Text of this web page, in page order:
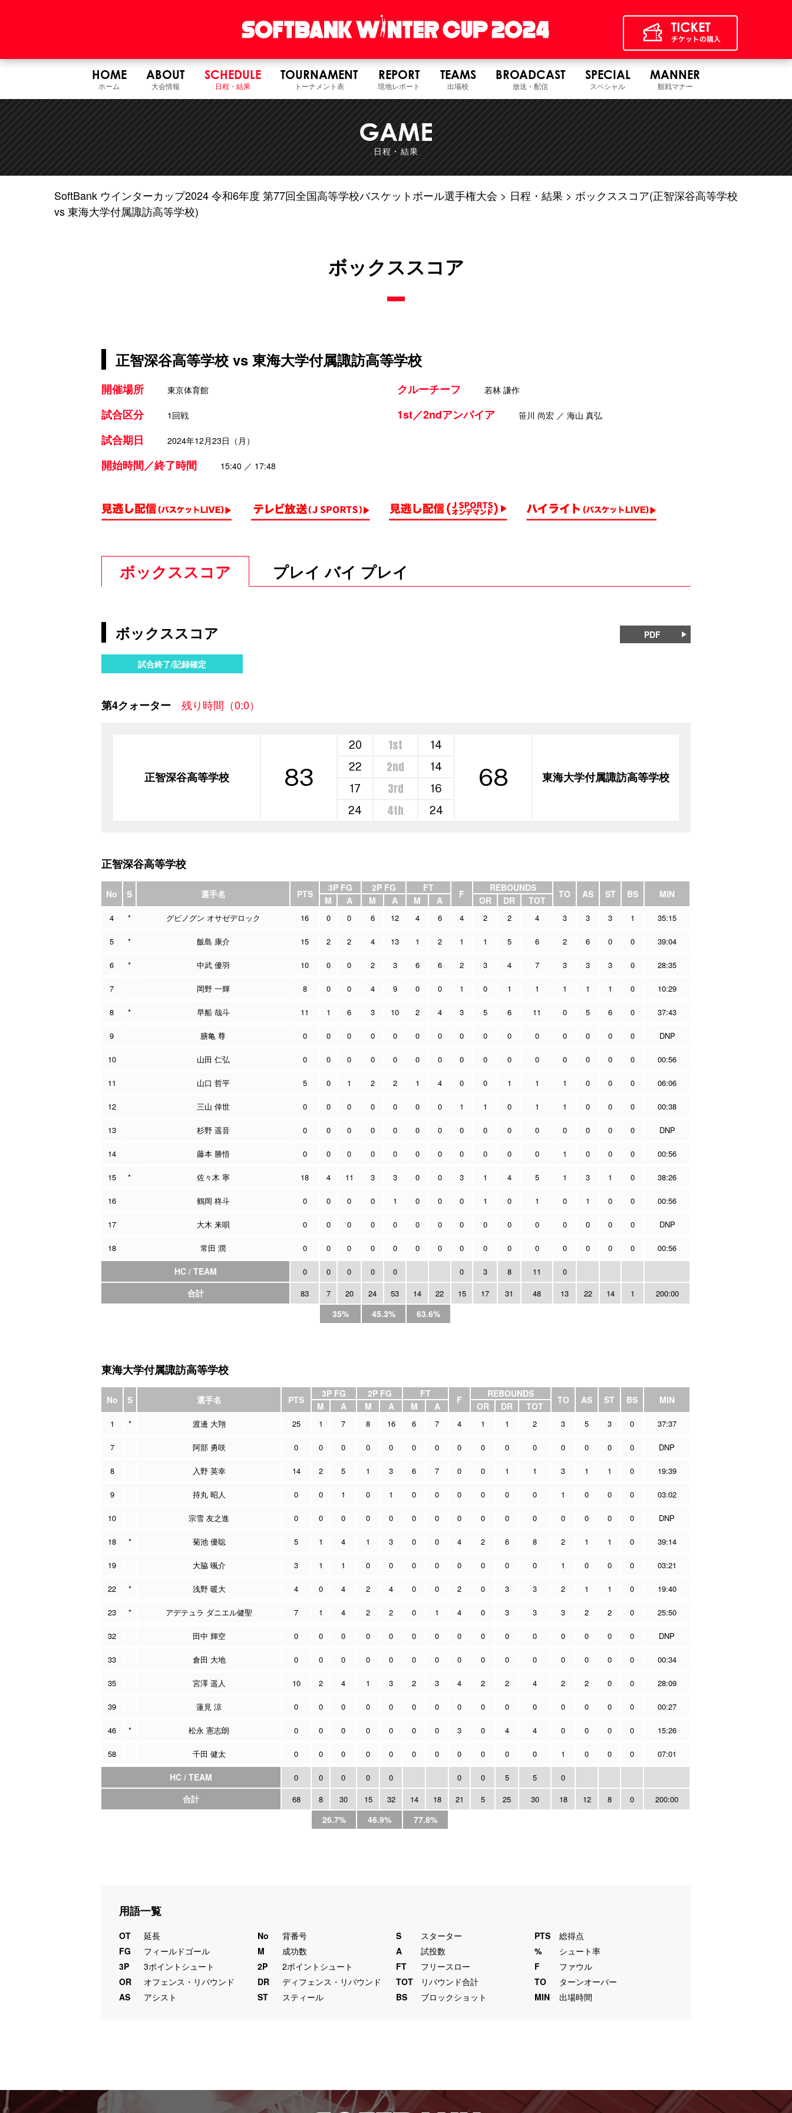
HOME
ホーム
ABOUT
大会情報
SCHEDULE
日程・結果
TOURNAMENT
トーナメント表
REPORT
現地レポート
TEAMS
出場校
BROADCAST
放送・配信
SPECIAL
スペシャル
MANNER
観戦マナー
GAME
日程・結果
SoftBank ウインターカップ2024 令和6年度 第77回全国高等学校バスケットボール選手権大会 日程・結果
ボックススコア(正智深谷高等学校
vs 東海大学付属諏訪高等学校)
ボックススコア
正智深谷高等学校 vs 東海大学付属諏訪高等学校
開催場所 東京体育館
試合区分 1回戦
試合期日 2024年12月23日（月）
開始時間／終了時間 15:40 ／ 17:48
クルーチーフ 若林 謙作
1st／2ndアンパイア 笹川 尚宏 ／ 海山 真弘
ボックススコア プレイ バイ プレイ
ボックススコア PDF
試合終了/記録確定
第4クォーター 残り時間（0:0）
正智深谷高等学校 83
20 1st 14
68 東海大学付属諏訪高等学校
22 2nd
14
17
3rd
16
24
4th 24
正智深谷高等学校
No S 選手名 PTS
3P FG 2P FG FT
F
REBOUNDS
TO AS ST BS MIN
M A M A M A OR DR TOT
4 * グビノグン オサゼデロック 16 0 0 6 12 4 6 4 2 2 4 3 3 3 1 35:15
5 * 飯島 康介 15 2 2 4 13 1 2 1 1 5 6 2 6 0 0 39:04
6 * 中武 優羽 10 0 0 2 3 6 6 2 3 4 7 3 3 3 0 28:35
7 岡野 一輝 8 0 0 4 9 0 0 1 0 1 1 1 1 1 0 10:29
8 * 早船 哉斗 11 1 6 3 10 2 4 3 5 6 11 0 5 6 0 37:43
9 膳亀 尊 0 0 0 0 0 0 0 0 0 0 0 0 0 0 0 DNP
10 山田 仁弘 0 0 0 0 0 0 0 0 0 0 0 0 0 0 0 00:56
11 山口 哲平 5 0 1 2 2 1 4 0 0 1 1 1 0 0 0 06:06
12 三山 倖世 0 0 0 0 0 0 0 1 1 0 1 1 0 0 0 00:38
13 杉野 遥音 0 0 0 0 0 0 0 0 0 0 0 0 0 0 0 DNP
14 藤本 勝悟 0 0 0 0 0 0 0 0 0 0 0 1 0 0 0 00:56
15 * 佐々木 寧 18 4 11 3 3 0 0 3 1 4 5 1 3 1 0 38:26
16 鶴岡 柊斗 0 0 0 0 1 0 0 0 1 0 1 0 1 0 0 00:56
17 大木 来唄 0 0 0 0 0 0 0 0 0 0 0 0 0 0 0 DNP
18 常田 潤 0 0 0 0 0 0 0 0 0 0 0 0 0 0 0 00:56
HC / TEAM 0 0 0 0 0 0 3 8 11 0
合計 83 7 20 24 53 14 22 15 17 31 48 13 22 14 1 200:00
35% 45.3% 63.6%
東海大学付属諏訪高等学校
No S 選手名 PTS
3P FG 2P FG FT
F
REBOUNDS
TO AS ST BS MIN
M A M A M A OR DR TOT
1 * 渡邊 大翔 25 1 7 8 16 6 7 4 1 1 2 3 5 3 0 37:37
7 阿部 勇咲 0 0 0 0 0 0 0 0 0 0 0 0 0 0 0 DNP
8 入野 英幸 14 2 5 1 3 6 7 0 0 1 1 3 1 1 0 19:39
9 持丸 昭人 0 0 1 0 1 0 0 0 0 0 0 1 0 0 0 03:02
10 宗雪 友之進 0 0 0 0 0 0 0 0 0 0 0 0 0 0 0 DNP
18 * 菊池 優聡 5 1 4 1 3 0 0 4 2 6 8 2 1 1 0 39:14
19 大脇 颯介 3 1 1 0 0 0 0 0 0 0 0 1 0 0 0 03:21
22 * 浅野 暖大 4 0 4 2 4 0 0 2 0 3 3 2 1 1 0 19:40
23 * アデテュラ ダニエル健聖 7 1 4 2 2 0 1 4 0 3 3 3 2 2 0 25:50
32 田中 輝空 0 0 0 0 0 0 0 0 0 0 0 0 0 0 0 DNP
33 倉田 大地 0 0 0 0 0 0 0 0 0 0 0 0 0 0 0 00:34
35 宮澤 遥人 10 2 4 1 3 2 3 4 2 2 4 2 2 0 0 28:09
39 蓮見 涼 0 0 0 0 0 0 0 0 0 0 0 0 0 0 0 00:27
46 * 松永 憲志朗 0 0 0 0 0 0 0 3 0 4 4 0 0 0 0 15:26
58 千田 健太 0 0 0 0 0 0 0 0 0 0 0 1 0 0 0 07:01
HC / TEAM 0 0 0 0 0 0 0 5 5 0
合計 68 8 30 15 32 14 18 21 5 25 30 18 12 8 0 200:00
26.7% 46.9% 77.8%
用語一覧
OT 延長 No 背番号 S スターター PTS
総得点
FG
フィールドゴール M 成功数 A 試投数 %
シュート率
3P
3ポイントシュート 2P 2ポイントシュート FT フリースロー F
ファウル
OR
オフェンス・リバウンド DR ディフェンス・リバウンド TOT リバウンド合計 TO
ターンオーバー
AS
アシスト ST スティール BS ブロックショット MIN 出場時間